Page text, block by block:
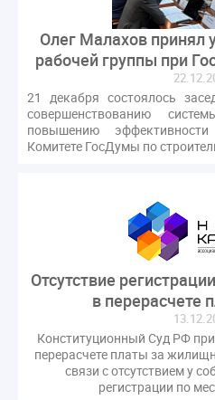
отчетность УК
персональные данные
1 сентября
2035 ВЦИОМ
ГУО
Государственная дума
ЕФИЦ
Законопроект
Заседание
Игорь Владимиров
Качество
Комиссия РСПП по ЖКХ
Кошелев Пахомов
Лицензии
Награды Новая
ПМЮФ
ПМЮФ-2024
Пломба
Поручение
Правительства РФ
Олег Малахов принял
рабочей группы при
21 декабря состоялось
совершенствованию
повышению
Комитете ГосДумы по
Отсутствие
в перерасчете
Конституционный Суд РФ
перерасчете платы за
связи с отсутствием у
регистрации по